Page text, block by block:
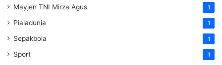
Mayjen TNI Mirza Agus 1
Pialadunia 1
Sepakbola 1
Sport 1